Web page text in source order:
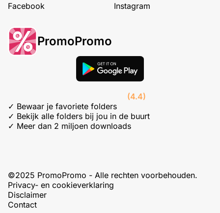
Facebook
Instagram
PromoPromo
(4.4)
✓ Bewaar je favoriete folders
✓ Bekijk alle folders bij jou in de buurt
✓ Meer dan 2 miljoen downloads
©2025 PromoPromo - Alle rechten voorbehouden.
Privacy- en cookieverklaring
Disclaimer
Contact